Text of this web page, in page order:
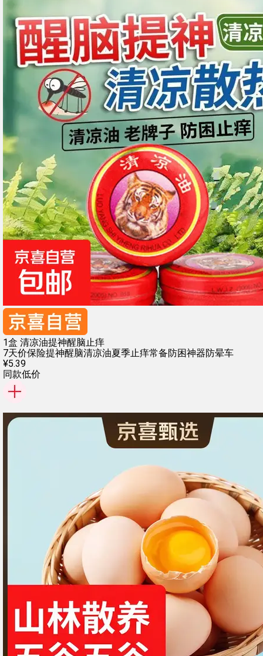
1盒 清凉油提神醒脑止痒
7天价保险提神醒脑清凉油夏季止痒常备防困神器防晕车
¥5.39
同款低价